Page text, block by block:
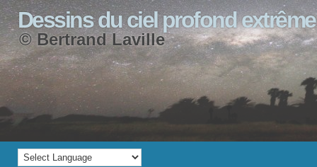
Dessins du ciel profond extrême
© Bertrand Laville